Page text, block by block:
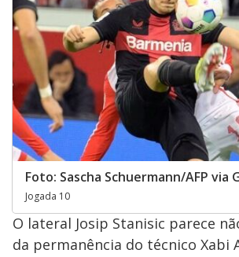
Foto: Sascha Schuermann/AFP via
Jogada 10
O lateral Josip Stanisic parece
da permanência do técnico Xabi